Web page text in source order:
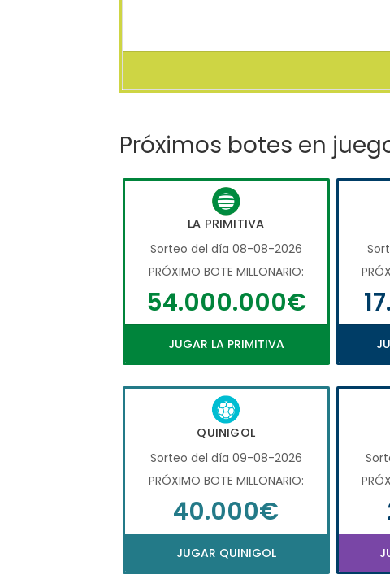
Próximos botes en
LA PRIMITIVA
Sorteo del día 08-08-2026
PRÓXIMO BOTE MILLONARIO:
54.000.000€
JUGAR LA PRIMITIVA
QUINIGOL
Sorteo del día 09-08-2026
PRÓXIMO BOTE MILLONARIO:
40.000€
JUGAR QUINIGOL